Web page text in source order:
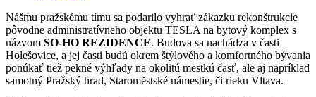
Nášmu pražskému tímu sa podarilo vyhrať zákazku rekonštrukcie
pôvodne administratívneho objektu TESLA na bytový komplex s
názvom SO-HO REZIDENCE. Budova sa nachádza v časti
Holešovice, a jej časti budú okrem štýlového a komfortného bývania
ponúkať tiež pekné výhľady na okolitú mestkú časť, ale aj napríklad
samotný Pražský hrad, Staroměstské námestie, či rieku Vltava.